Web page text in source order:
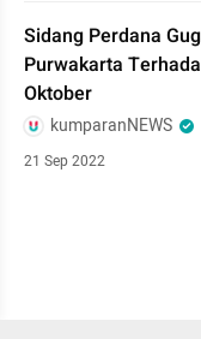
Sidang Perdana
Purwakarta
Oktober
kumparanNEWS
21 Sep 2022